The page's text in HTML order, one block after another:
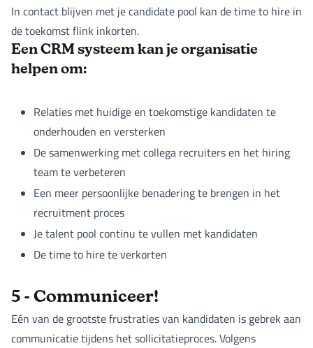
In contact blijven met je candidate pool kan de time to hire in
de toekomst flink inkorten.
Een CRM systeem kan je organisatie
helpen om:
Relaties met huidige en toekomstige kandidaten te
onderhouden en versterken
De samenwerking met collega recruiters en het hiring
team te verbeteren
Een meer persoonlijke benadering te brengen in het
recruitment proces
Je talent pool continu te vullen met kandidaten
De time to hire te verkorten
5 - Communiceer!
Eén van de grootste frustraties van kandidaten is gebrek aan
communicatie tijdens het sollicitatieproces. Volgens